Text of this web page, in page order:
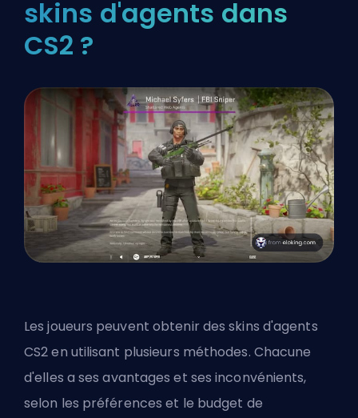
skins d'agents dans
CS2 ?
Les joueurs peuvent obtenir des skins d'agents
CS2 en utilisant plusieurs méthodes. Chacune
d'elles a ses avantages et ses inconvénients,
selon les préférences et le budget de